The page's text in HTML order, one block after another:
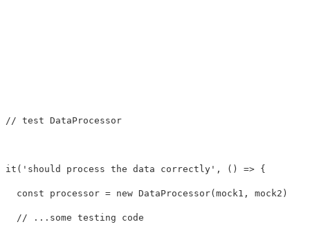
// test DataProcessor
it('should process the data correctly', () => {
  const processor = new DataProcessor(mock1, mock2)
  // ...some testing code